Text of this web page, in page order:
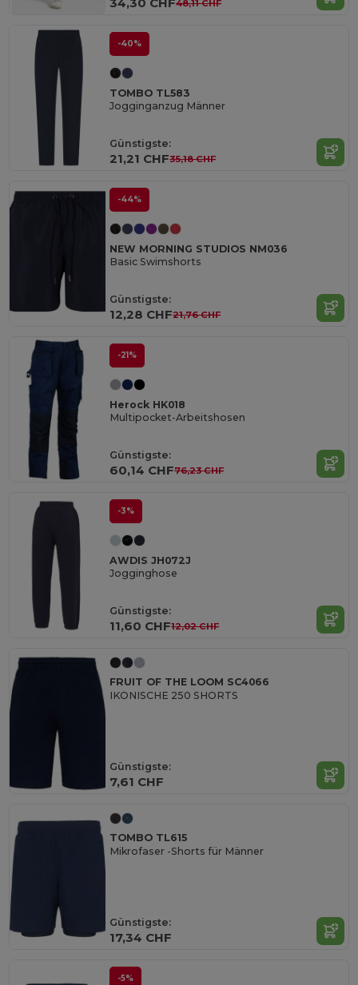
34,30 CHF48,11 CHF
-40%
TOMBO TL583
Jogginganzug Männer
Günstigste:
21,21 CHF35,18 CHF
-44%
NEW MORNING STUDIOS NM036
Basic Swimshorts
Günstigste:
12,28 CHF21,76 CHF
-21%
Herock HK018
Multipocket-Arbeitshosen
Günstigste:
60,14 CHF76,23 CHF
-3%
AWDIS JH072J
Jogginghose
Günstigste:
11,60 CHF12,02 CHF
FRUIT OF THE LOOM SC4066
IKONISCHE 250 SHORTS
Günstigste:
7,61 CHF
TOMBO TL615
Mikrofaser -Shorts für Männer
Günstigste:
17,34 CHF
-5%